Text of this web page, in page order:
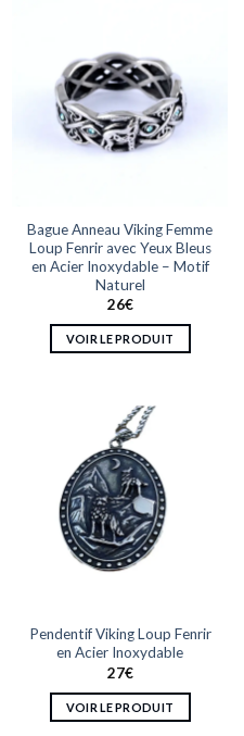
variations.
Les
options
peuvent
être
page
du
produit
Bague Anneau Viking Femme
Loup Fenrir avec Yeux Bleus
en Acier Inoxydable – Motif
Naturel
26€
VOIR LE PRODUIT
plusieurs
variations.
Les
options
peuvent
être
choisies
page
du
produit
Pendentif Viking Loup Fenrir
en Acier Inoxydable
27€
VOIR LE PRODUIT